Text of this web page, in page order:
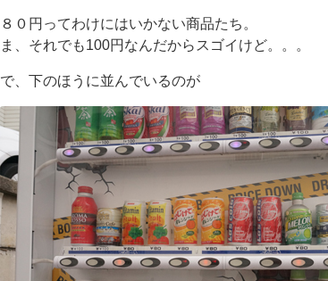
８０円ってわけにはいかない商品たち。
ま、それでも100円なんだからスゴイけど。。。
で、下のほうに並んでいるのが